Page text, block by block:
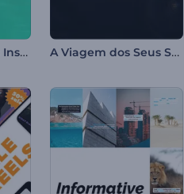
Pacote Stories do Instagram A Viagem dos Seus Sonhos